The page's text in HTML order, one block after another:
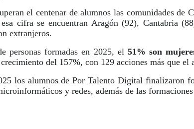
el centenar de alumnos las comunidades
esa cifra se encuentran Aragón (92), Cantabria
extranjeros.
personas formadas en 2025, el 51% son
del 157%, con 129 acciones más que el
los alumnos de Por Talento Digital finalizaron
y redes, además de las